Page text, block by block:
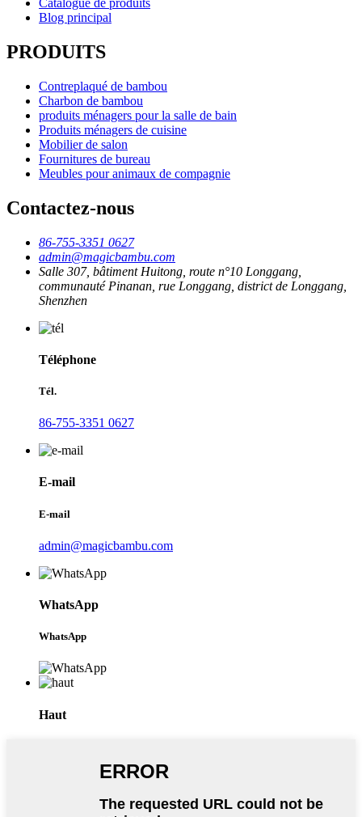
Catalogue de produits
Blog principal
PRODUITS
Contreplaqué de bambou
Charbon de bambou
produits ménagers pour la salle de bain
Produits ménagers de cuisine
Mobilier de salon
Fournitures de bureau
Meubles pour animaux de compagnie
Contactez-nous
86-755-3351 0627
admin@magicbambu.com
Salle 307, bâtiment Huitong, route n°10 Longgang,
communauté Pinanan, rue Longgang, district de Longgang,
Shenzhen
Téléphone
Tél.
86-755-3351 0627
E-mail
E-mail
admin@magicbambu.com
WhatsApp
WhatsApp
Haut